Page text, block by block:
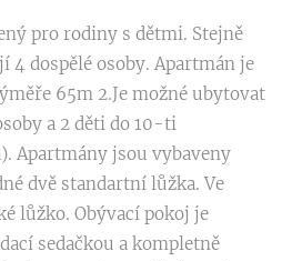
pro rodiny s dětmi. Stejně
4 dospělé osoby. Apartmán je
65m 2.Je možné ubytovat
a 2 děti do 10-ti
Apartmány jsou vybaveny
dvě standartní lůžka. Ve
lůžko. Obývací pokoj je
sedačkou a kompletně